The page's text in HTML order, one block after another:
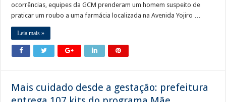
ocorrências, equipes da GCM prenderam um homem suspeito de
praticar um roubo a uma farmácia localizada na Avenida Yojiro …
Leia mais »
Mais cuidado desde a gestação: prefeitura